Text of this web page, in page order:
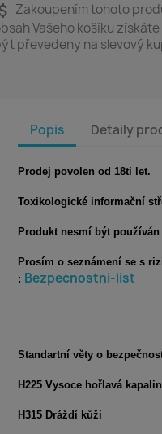
Zakoupením tohoto
Vašeho košíku
převedeny na slevový
Popis Detaily
Prodej povolen od 18ti let.
Toxikologické informační
Produkt nesmí být
Prosím o seznámení se s
: Bezpecnostni-list
Standartní věty o
H225 Vysoce hořlavá
H315 Dráždí kůži